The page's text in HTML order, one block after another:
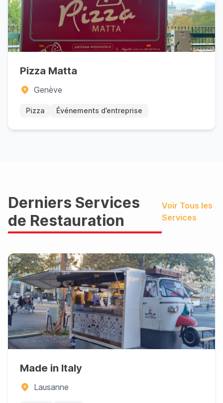
Pizza Matta
Genève
Pizza Événements d’entreprise
Derniers Services
de Restauration
Voir Tous les
Services
Made in Italy
Lausanne